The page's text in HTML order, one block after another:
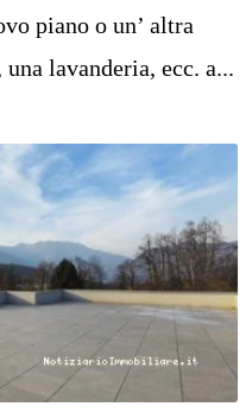
piano o un’ altra
lavanderia, ecc. a...